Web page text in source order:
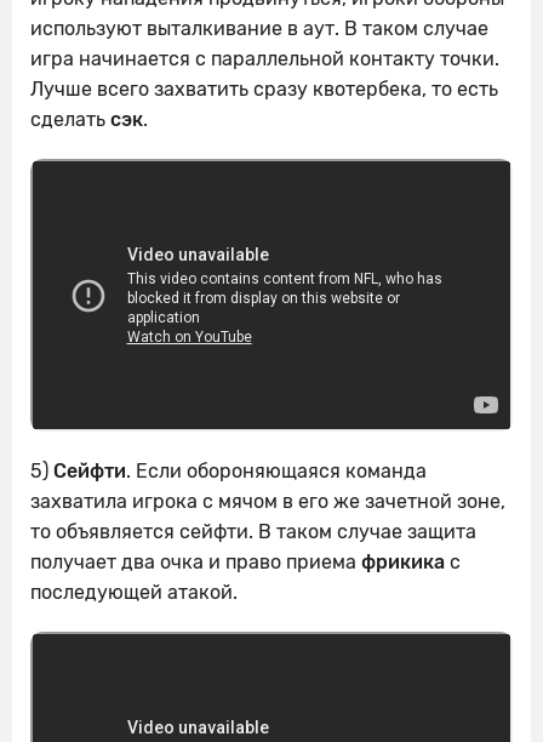
используют выталкивание в аут. В таком случае
игра начинается с параллельной контакту точки.
Лучше всего захватить сразу квотербека, то есть
сделать сэк.
5) Сейфти. Если обороняющаяся команда
захватила игрока с мячом в его же зачетной зоне,
то объявляется сейфти. В таком случае защита
получает два очка и право приема фрикика с
последующей атакой.